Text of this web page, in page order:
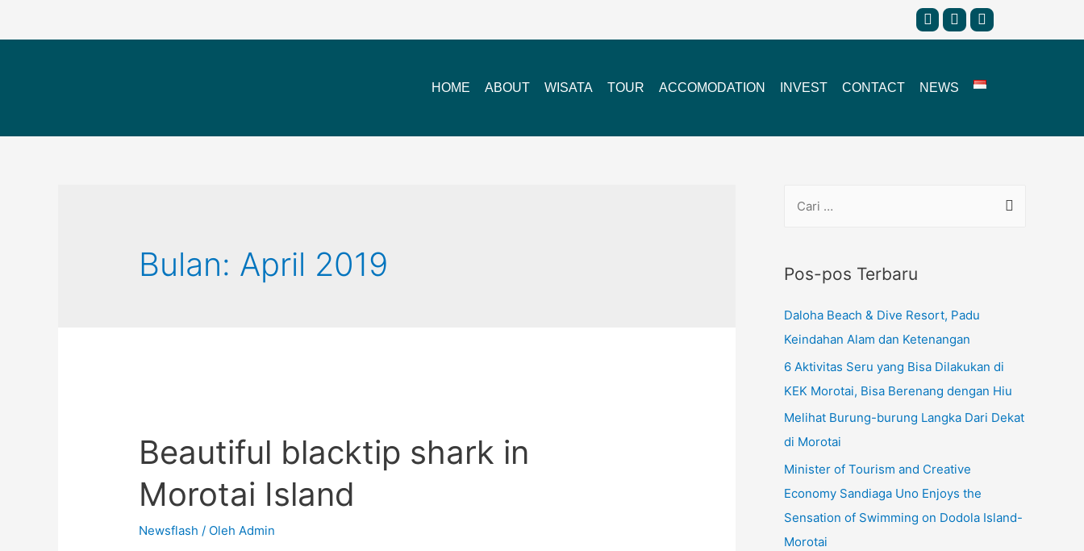
HOME ABOUT WISATA TOUR ACCOMODATION INVEST CONTACT NEWS
Bulan: April 2019
Beautiful blacktip shark in
Morotai Island
Newsflash / OlehAdmin
Pos-pos Terbaru
Daloha Beach & Dive Resort, Padu
Keindahan Alam dan Ketenangan
6 Aktivitas Seru yang Bisa Dilakukan di
KEK Morotai, Bisa Berenang dengan Hiu
Melihat Burung-burung Langka Dari Dekat
di Morotai
Minister of Tourism and Creative
Economy Sandiaga Uno Enjoys the
Sensation of Swimming on Dodola Island-
Morotai